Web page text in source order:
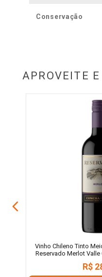
Conservação
APROVEITE
Vinho Chileno Tinto
Reservado Merlot Valle
R$